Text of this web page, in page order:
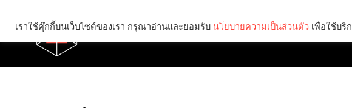
เราใช้คุ๊กกี้บนเว็บไซต์ของเรา กรุณาอ่านและยอมรับ นโยบายความเป็นส่วนตัว เพื่อใช้บริ